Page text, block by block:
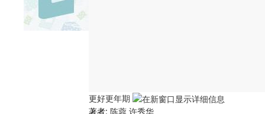
更好更年期
著者: 陈蓉 许秀华